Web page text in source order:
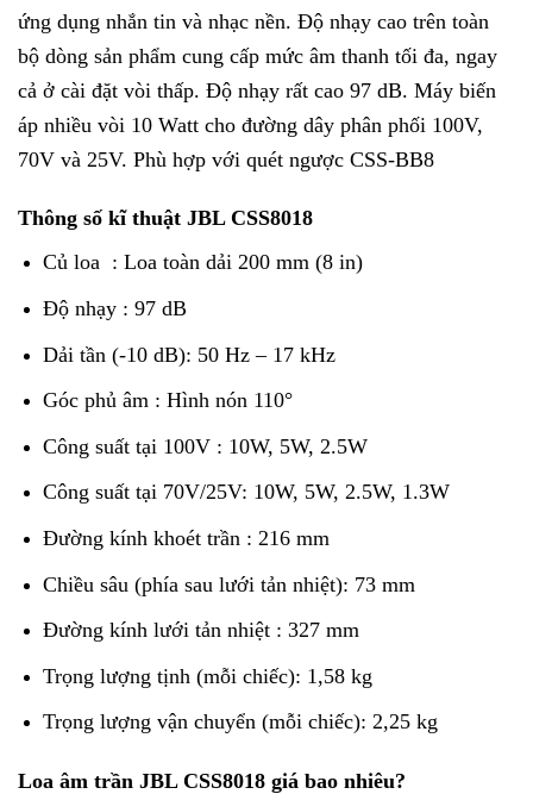
ứng dụng nhắn tin và nhạc nền. Độ nhạy cao trên toàn
bộ dòng sản phẩm cung cấp mức âm thanh tối đa, ngay
cả ở cài đặt vòi thấp. Độ nhạy rất cao 97 dB. Máy biến
áp nhiều vòi 10 Watt cho đường dây phân phối 100V,
70V và 25V. Phù hợp với quét ngược CSS-BB8
Thông số kĩ thuật JBL CSS8018
Củ loa : Loa toàn dải 200 mm (8 in)
Độ nhạy : 97 dB
Dải tần (-10 dB): 50 Hz – 17 kHz
Góc phủ âm : Hình nón 110°
Công suất tại 100V : 10W, 5W, 2.5W
Công suất tại 70V/25V: 10W, 5W, 2.5W, 1.3W
Đường kính khoét trần : 216 mm
Chiều sâu (phía sau lưới tản nhiệt): 73 mm
Đường kính lưới tản nhiệt : 327 mm
Trọng lượng tịnh (mỗi chiếc): 1,58 kg
Trọng lượng vận chuyển (mỗi chiếc): 2,25 kg
Loa âm trần JBL CSS8018 giá bao nhiêu?